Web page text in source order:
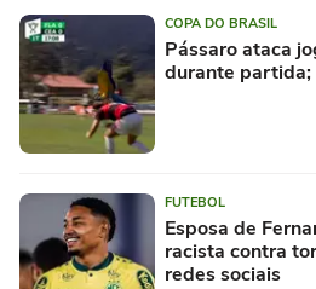
COPA DO BRASIL
Pássaro ataca
durante partida;
FUTEBOL
Esposa de
racista contra
redes sociais